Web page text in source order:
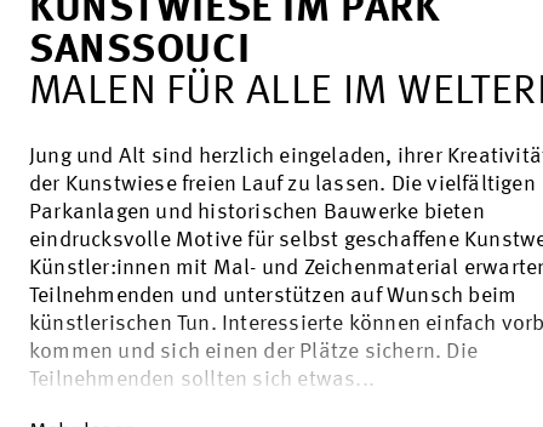
KUNSTWIESE IM PARK
SANSSOUCI
MALEN FÜR ALLE IM
Jung und Alt sind herzlich eingeladen, ihrer
der Kunstwiese freien Lauf zu lassen. Die vielfältigen
Parkanlagen und historischen Bauwerke bieten
eindrucksvolle Motive für selbst geschaffene
Künstler:innen mit Mal- und Zeichenmaterial
Teilnehmenden und unterstützen auf Wunsch beim
künstlerischen Tun. Interessierte können einfach
kommen und sich einen der Plätze sichern. Die
Teilnehmenden sollten sich etwas...